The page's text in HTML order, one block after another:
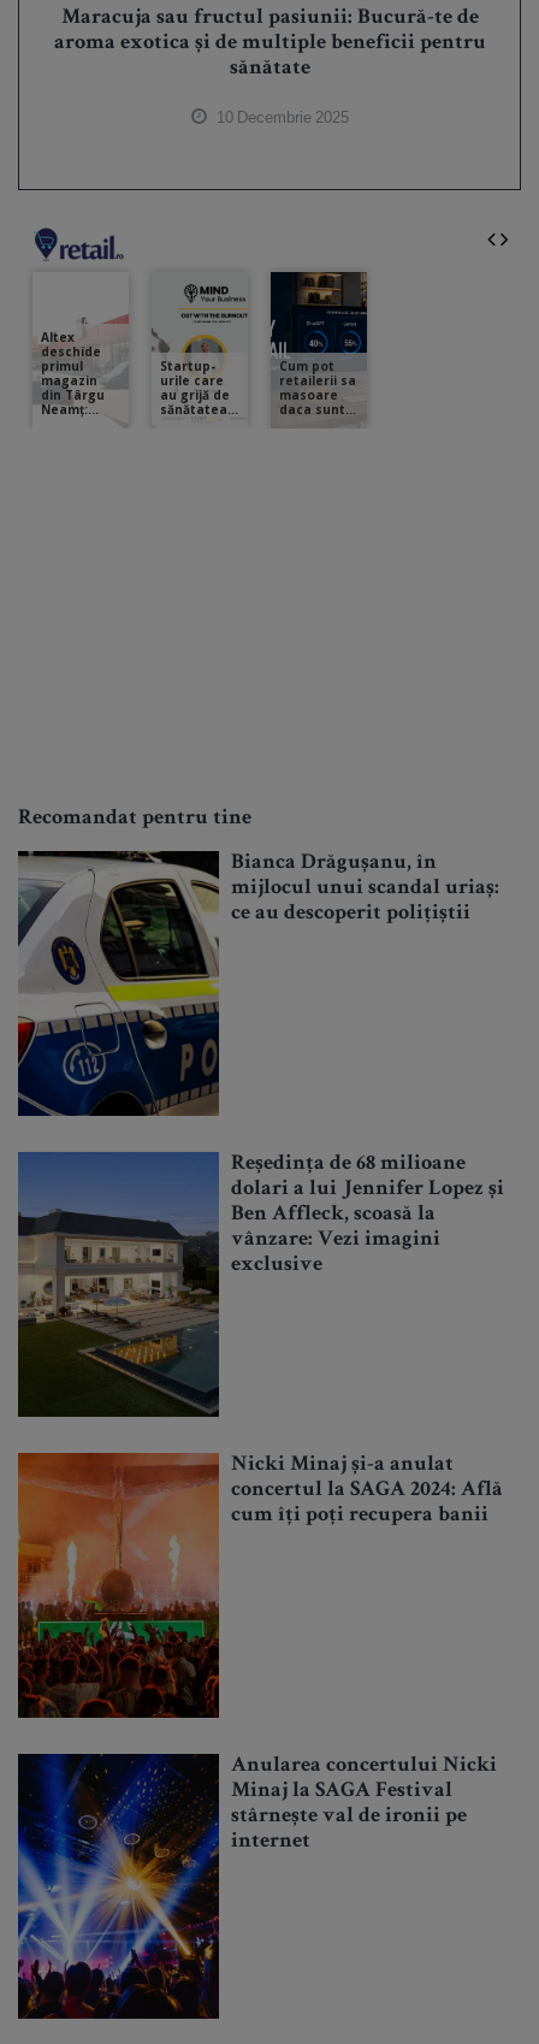
Maracuja sau fructul pasiunii: Bucură-te de
aroma exotica și de multiple beneficii pentru
sănătate
10 Decembrie 2025
Recomandat pentru tine
Bianca Drăgușanu, în
mijlocul unui scandal uriaș:
ce au descoperit polițiștii
Reședința de 68 milioane
dolari a lui Jennifer Lopez și
Ben Affleck, scoasă la
vânzare: Vezi imagini
exclusive
Nicki Minaj și-a anulat
concertul la SAGA 2024: Află
cum îți poți recupera banii
Anularea concertului Nicki
Minaj la SAGA Festival
stârnește val de ironii pe
internet